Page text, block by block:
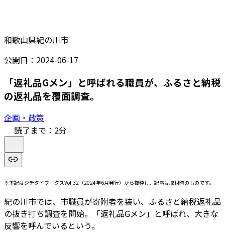
和歌山県紀の川市
公開日： 2024-06-17
「返礼品Gメン」と呼ばれる職員が、ふるさと納税
の返礼品を覆面調査。
企画・政策
読了まで： 2分
※下記はジチタイワークスVol.32（2024年6月発行）から抜粋し、記事は取材時のものです。
紀の川市では、市職員が寄附者を装い、ふるさと納税返礼品
の抜き打ち調査を開始。「返礼品Gメン」と呼ばれ、大きな
反響を呼んでいるという。